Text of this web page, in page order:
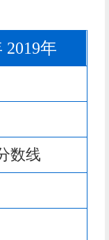
2019年
数线